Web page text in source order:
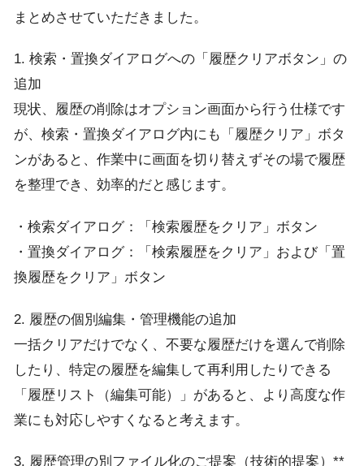
まとめさせていただきました。
1. 検索・置換ダイアログへの「履歴クリアボタン」の
追加
現状、履歴の削除はオプション画面から行う仕様です
が、検索・置換ダイアログ内にも「履歴クリア」ボタ
ンがあると、作業中に画面を切り替えずその場で履歴
を整理でき、効率的だと感じます。
・検索ダイアログ：「検索履歴をクリア」ボタン
・置換ダイアログ：「検索履歴をクリア」および「置
換履歴をクリア」ボタン
2. 履歴の個別編集・管理機能の追加
一括クリアだけでなく、不要な履歴だけを選んで削除
したり、特定の履歴を編集して再利用したりできる
「履歴リスト（編集可能）」があると、より高度な作
業にも対応しやすくなると考えます。
3. 履歴管理の別ファイル化のご提案（技術的提案）**